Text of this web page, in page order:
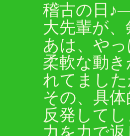
稽古の
大先輩が
あは、や
柔軟な動
れてました
その、具
反発して